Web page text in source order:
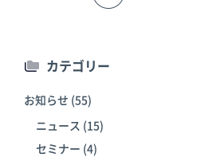
カテゴリー
お知らせ (55)
ニュース (15)
セミナー (4)